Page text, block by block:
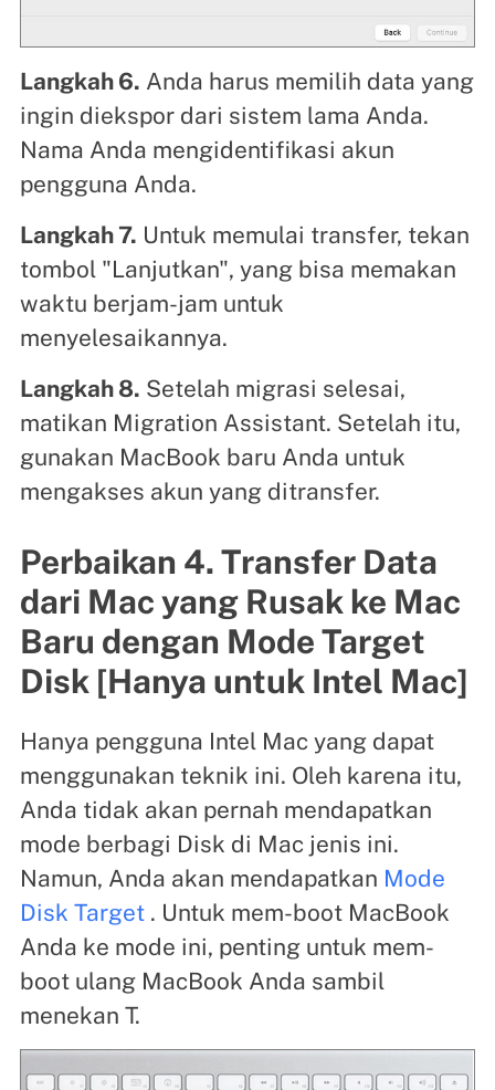
Langkah 6. Anda harus memilih data yang
ingin diekspor dari sistem lama Anda.
Nama Anda mengidentifikasi akun
pengguna Anda.
Langkah 7. Untuk memulai transfer, tekan
tombol "Lanjutkan", yang bisa memakan
waktu berjam-jam untuk
menyelesaikannya.
Langkah 8. Setelah migrasi selesai,
matikan Migration Assistant. Setelah itu,
gunakan MacBook baru Anda untuk
mengakses akun yang ditransfer.
Perbaikan 4. Transfer Data
dari Mac yang Rusak ke Mac
Baru dengan Mode Target
Disk [Hanya untuk Intel Mac]
Hanya pengguna Intel Mac yang dapat
menggunakan teknik ini. Oleh karena itu,
Anda tidak akan pernah mendapatkan
mode berbagi Disk di Mac jenis ini.
Namun, Anda akan mendapatkan Mode
Disk Target. Untuk mem-boot MacBook
Anda ke mode ini, penting untuk mem-
boot ulang MacBook Anda sambil
menekan T.